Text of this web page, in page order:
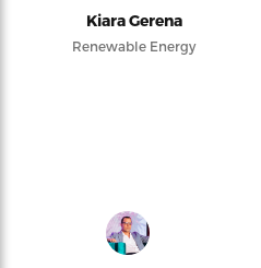
Kiara Gerena
Renewable Energy